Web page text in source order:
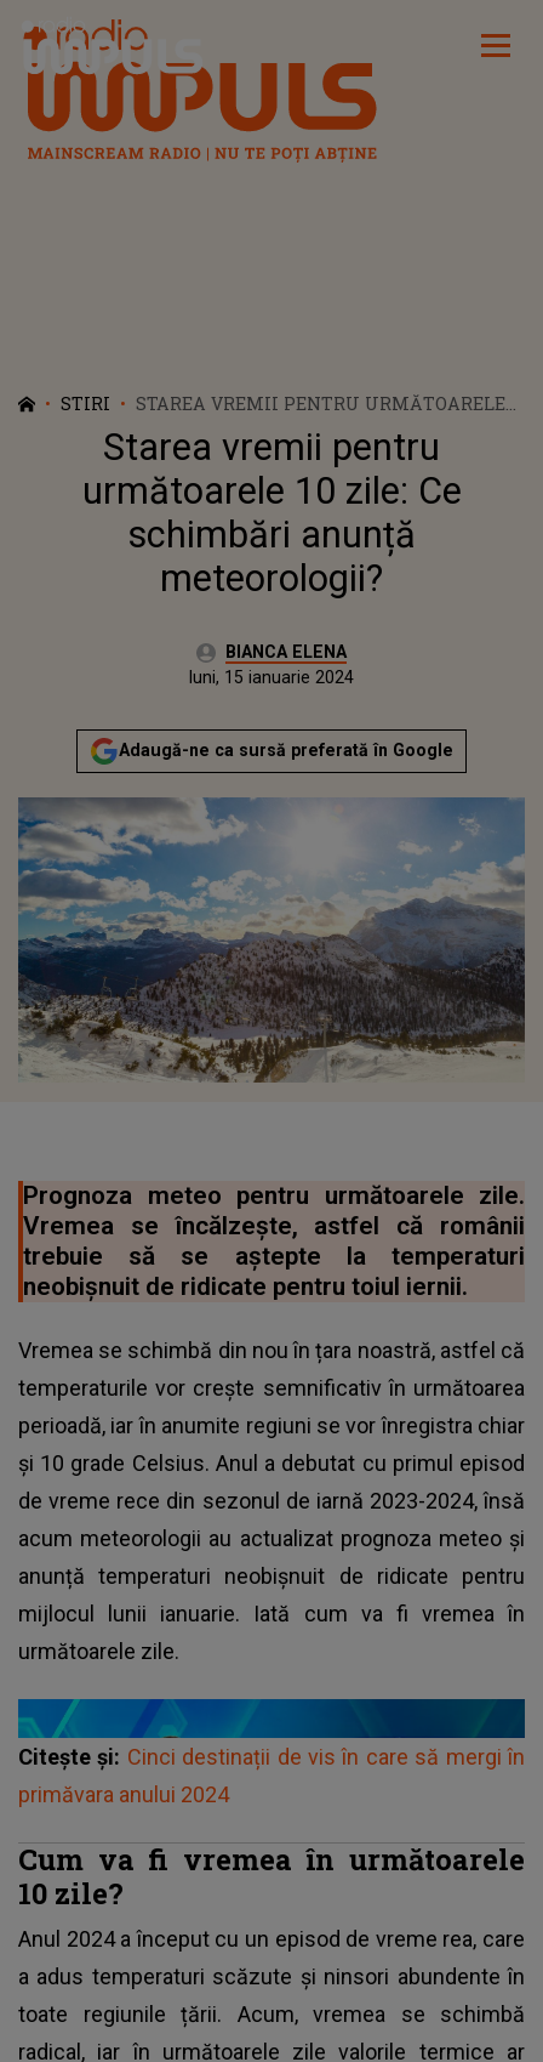
Radio Impuls
STIRI
STAREA VREMII PENTRU URMĂTOARELE
10 ZILE: CE SCHIMBĂRI ANUNȚĂ
METEOROLOGII?
Starea vremii pentru
următoarele 10 zile: Ce
schimbări anunță
meteorologii?
Autor:BIANCA ELENA
Actualizat:
luni, 15 ianuarie 2024
Adaugă-ne ca sursă preferată în Google
Prognoza meteo pentru următoarele zile.
Vremea se încălzește, astfel că românii
trebuie să se aștepte la temperaturi
neobișnuit de ridicate pentru toiul iernii.
Vremea se schimbă din nou în țara noastră, astfel că
temperaturile vor crește semnificativ în următoarea
perioadă, iar în anumite regiuni se vor înregistra chiar
și 10 grade Celsius. Anul a debutat cu primul episod
de vreme rece din sezonul de iarnă 2023-2024, însă
acum meteorologii au actualizat prognoza meteo și
anunță temperaturi neobișnuit de ridicate pentru
mijlocul lunii ianuarie. Iată cum va fi vremea în
următoarele zile.
Citește și: Cinci destinații de vis în care să mergi în
primăvara anului 2024
Cum va fi vremea în următoarele
10 zile?
Anul 2024 a început cu un episod de vreme rea, care
a adus temperaturi scăzute și ninsori abundente în
toate regiunile țării. Acum, vremea se schimbă
radical, iar în următoarele zile valorile termice ar